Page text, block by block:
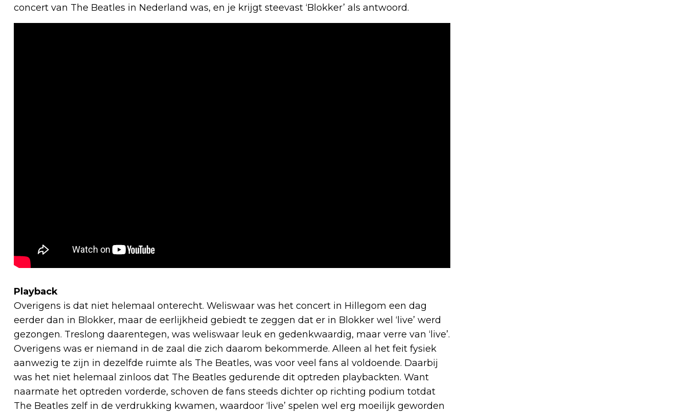
concert van The Beatles in Nederland was, en je krijgt steevast ‘Blokker’ als antwoord.
Playback
Overigens is dat niet helemaal onterecht. Weliswaar was het concert in Hillegom een dag
eerder dan in Blokker, maar de eerlijkheid gebiedt te zeggen dat er in Blokker wel ‘live’ werd
gezongen. Treslong daarentegen, was weliswaar leuk en gedenkwaardig, maar verre van ‘live’.
Overigens was er niemand in de zaal die zich daarom bekommerde. Alleen al het feit fysiek
aanwezig te zijn in dezelfde ruimte als The Beatles, was voor veel fans al voldoende. Daarbij
was het niet helemaal zinloos dat The Beatles gedurende dit optreden playbackten. Want
naarmate het optreden vorderde, schoven de fans steeds dichter op richting podium totdat
The Beatles zelf in de verdrukking kwamen, waardoor ‘live’ spelen wel erg moeilijk geworden